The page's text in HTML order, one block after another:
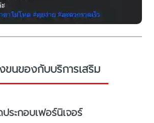
ขนของกับบริการเสริม
ระกอบเฟอร์นิเจอร์